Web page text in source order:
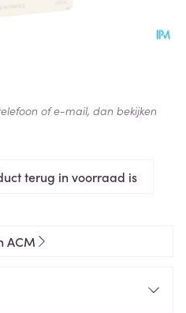
terug in voorraad is
of e-mail, dan bekijken
ACM